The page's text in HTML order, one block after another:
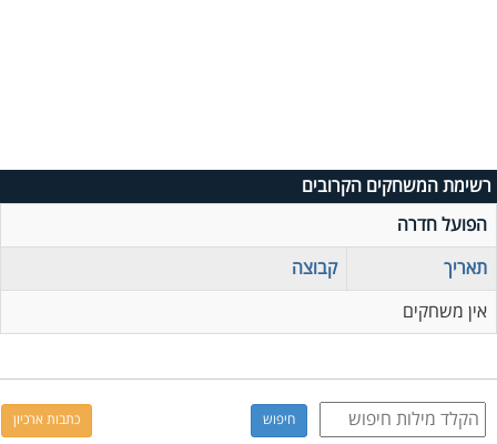
רשימת המשחקים הקרובים
הפועל חדרה
תאריך
קבוצה
אין משחקים
כתבות ארכיון